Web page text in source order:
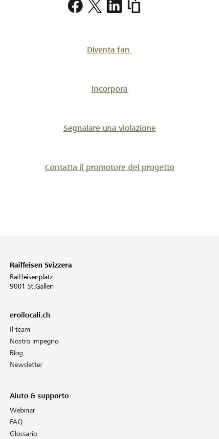
2100
Diventa fan
Incorpora
Segnalare una violazione
Contatta il promotore del progetto
Raiffeisen Svizzera
Raiffeisenplatz
9001 St.Gallen
eroilocali.ch
Il team
Nostro impegno
Blog
Newsletter
Aiuto & supporto
Webinar
FAQ
Glossario